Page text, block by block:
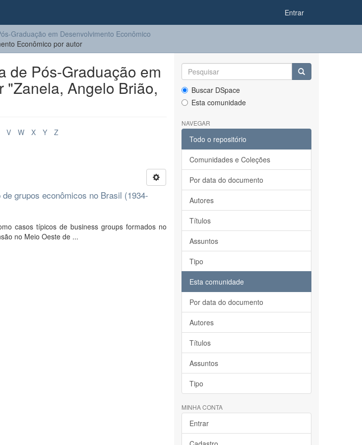
Entrar
Graduação em Desenvolvimento Econômico
Econômico por autor
de Pós-Graduação em
"Zanela, Angelo Brião,
V W X Y Z
grupos econômicos no Brasil (1934-
casos típicos de business groups formados no
no Meio Oeste de ...
Buscar DSpace
Esta comunidade
NAVEGAR
Todo o repositório
Comunidades e Coleções
Por data do documento
Autores
Títulos
Assuntos
Tipo
Esta comunidade
Por data do documento
Autores
Títulos
Assuntos
Tipo
MINHA CONTA
Entrar